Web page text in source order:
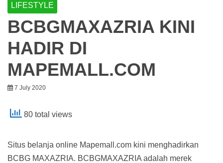
LIFESTYLE
BCBGMAXAZRIA KINI
HADIR DI
MAPEMALL.COM
7 July 2020
80 total views
Situs belanja online Mapemall.com kini menghadirkan
BCBG MAXAZRIA. BCBGMAXAZRIA adalah merek